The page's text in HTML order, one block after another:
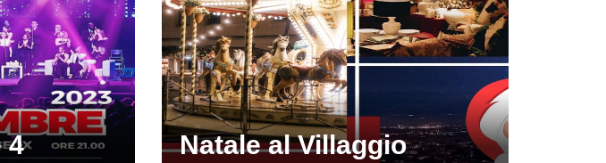
4
Natale al Villaggio